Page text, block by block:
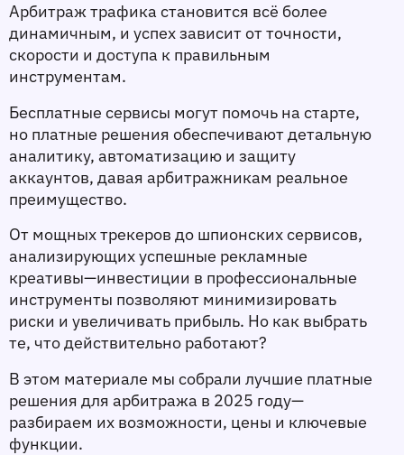
Арбитраж трафика становится всё более
динамичным, и успех зависит от точности,
скорости и доступа к правильным
инструментам.
Бесплатные сервисы могут помочь на старте,
но платные решения обеспечивают детальную
аналитику, автоматизацию и защиту
аккаунтов, давая арбитражникам реальное
преимущество.
От мощных трекеров до шпионских сервисов,
анализирующих успешные рекламные
креативы—инвестиции в профессиональные
инструменты позволяют минимизировать
риски и увеличивать прибыль. Но как выбрать
те, что действительно работают?
В этом материале мы собрали лучшие платные
решения для арбитража в 2025 году—
разбираем их возможности, цены и ключевые
функции.